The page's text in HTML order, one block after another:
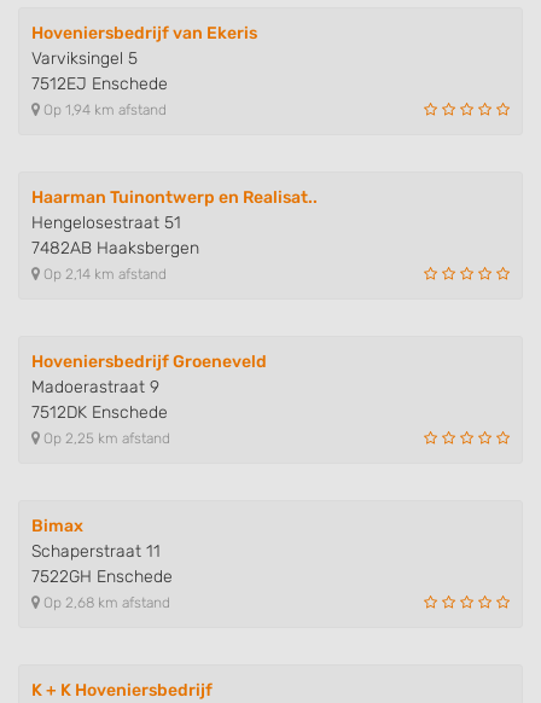
Hoveniersbedrijf van Ekeris
Varviksingel 5
7512EJ Enschede
Op 1,94 km afstand
Haarman Tuinontwerp en Realisat..
Hengelosestraat 51
7482AB Haaksbergen
Op 2,14 km afstand
Hoveniersbedrijf Groeneveld
Madoerastraat 9
7512DK Enschede
Op 2,25 km afstand
Bimax
Schaperstraat 11
7522GH Enschede
Op 2,68 km afstand
K + K Hoveniersbedrijf